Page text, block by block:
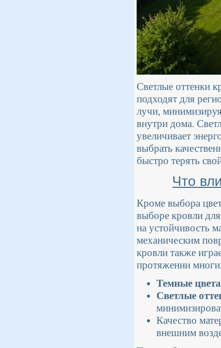
Светлые оттенки
подходят для
лучи,
внутри дома.
увеличивает
выбрать
быстро терять
Что
Кроме выбора
выборе кровли
на устойчивость
механическим
кровли также
протяжении
Темные цвета
Светлые
Качество
внешним